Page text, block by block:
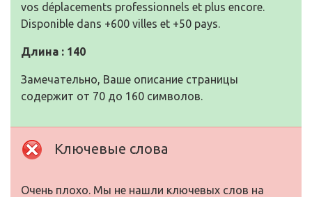
vos déplacements professionnels et plus encore.
Disponible dans +600 villes et +50 pays.
Длина : 140
Замечательно, Ваше описание страницы
содержит от 70 до 160 символов.
Ключевые слова
Очень плохо. Мы не нашли ключевых слов на